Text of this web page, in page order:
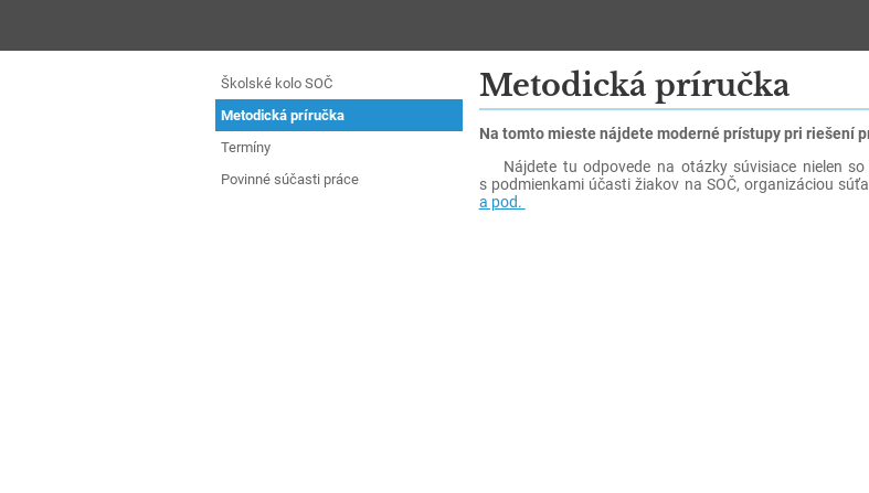
Stredoškolská
odborná
činnosť
Školské kolo SOČ
Metodická príručka
Termíny
Povinné súčasti práce
Metodická príručka
Na tomto mieste nájdete moderné prístupy pri riešení
Nájdete tu odpovede na otázky súvisiace nielen
s podmienkami účasti žiakov na SOČ, organizáciou
a pod.